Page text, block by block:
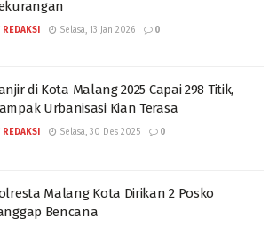
REDAKSI Selasa, 13 Jan 2026 0
di Kota Malang 2025 Capai 298 Titik,
Urbanisasi Kian Terasa
REDAKSI Selasa, 30 Des 2025 0
Malang Kota Dirikan 2 Posko
Bencana